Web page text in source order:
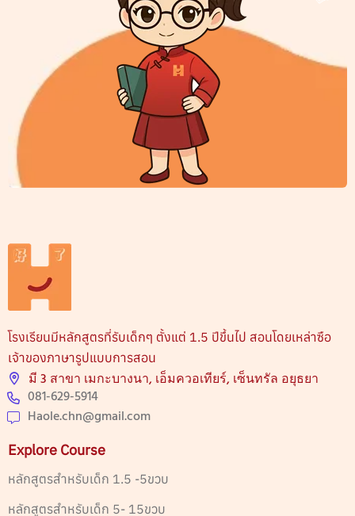
โรงเรียนมีหลักสูตรที่รับเด็กๆ ตั้งแต่ 1.5 ปีขึ้นไป สอนโดยเหล่าซือ
เจ้าของภาษารูปแบบการสอน
มี 3 สาขา เมกะบางนา, เอ็มควอเทียร์, เซ็นทรัล อยุธยา
081-629-5914
Haole.chn@gmail.com
Explore Course
หลักสูตรสำหรับเด็ก 1.5 -5ขวบ
หลักสูตรสำหรับเด็ก 5- 15ขวบ